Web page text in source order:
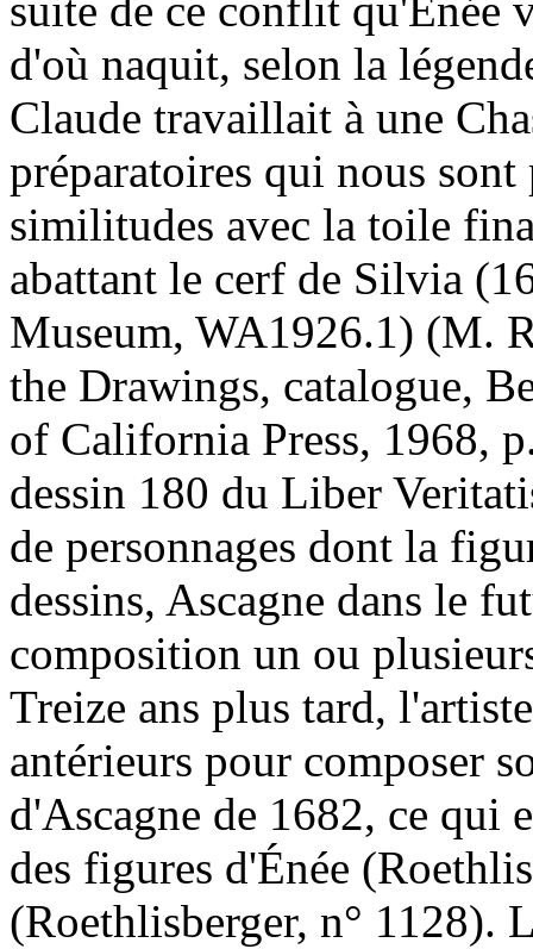
d'où naquit, selon la
Claude travaillait à une
préparatoires qui nous
similitudes avec la toile
abattant le cerf de Silvia
Museum, WA1926.1) (M.
the Drawings, catalogue,
of California Press, 1968,
dessin 180 du Liber
de personnages dont la
dessins, Ascagne dans le
composition un ou
Treize ans plus tard,
antérieurs pour composer
d'Ascagne de 1682, ce qui
des figures d'Énée
(Roethlisberger, n° 1128).